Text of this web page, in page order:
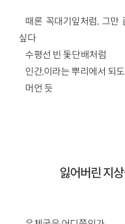
때론 꼭대기잎처럼, 그만
싶다
수평선 빈 돛단배처럼
인간,이라는 뿌리에서 되
머언 듯
잃어버린 지